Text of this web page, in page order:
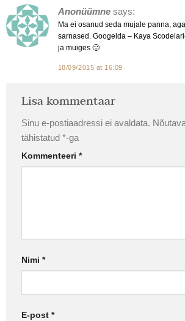
Anonüümne says:
Ma ei osanud seda mujale panna,
sarnased. Googelda – Kaya
ja muiges 🙂
18/09/2015 at 16:09
Lisa kommentaar
Sinu e-postiaadressi ei avaldata.
tähistatud *-ga
Kommenteeri *
Nimi *
E-post *